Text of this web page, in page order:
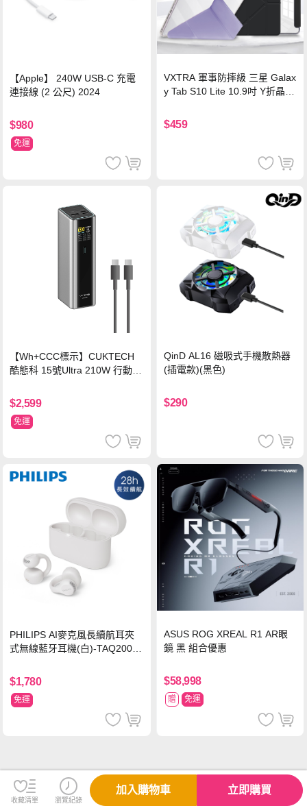
【Apple】 240W USB-C 充電
連接線 (2 公尺) 2024
$980
免運
VXTRA 軍事防摔級 三星 Galax
y Tab S10 Lite 10.9吋 Y折晶透
$459
【Wh+CCC標示】CUKTECH
酷態科 15號Ultra 210W 行動電
$2,599
免運
QinD AL16 磁吸式手機散熱器
(插電款)(黑色)
$290
PHILIPS AI麥克風長續航耳夾
式無線藍牙耳機(白)-TAQ2000
$1,780
免運
ASUS ROG XREAL R1 AR眼
鏡 黑 組合優惠
$58,998
贈 免運
收藏清單 瀏覽紀錄
加入購物車 立即購買